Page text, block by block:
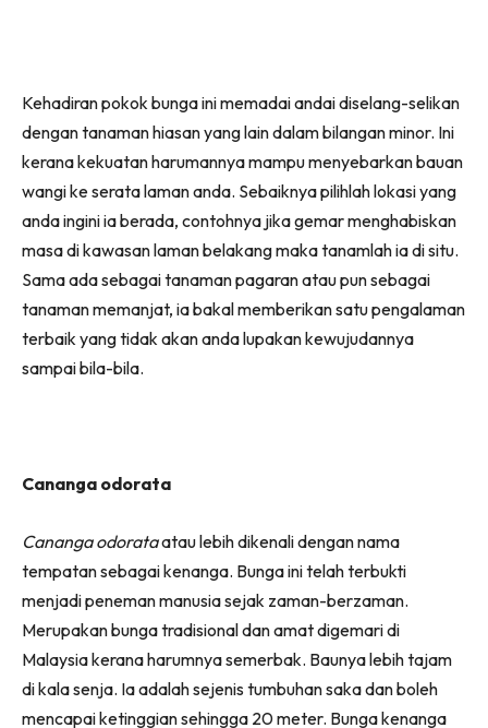
Landed
Video
Beli Di Mana
Buat Sendiri
Ilham Impiana
Ilham Impiana 360
Ilham Impiana Inspirasi Selebriti
Impiana TV
Casa Impiana
Impiana MakeOver
Tip Laman
Hub Ideaktiv
Kehadiran pokok bunga ini memadai andai diselang-selikan
dengan tanaman hiasan yang lain dalam bilangan minor. Ini
kerana kekuatan harumannya mampu menyebarkan bauan
wangi ke serata laman anda. Sebaiknya pilihlah lokasi yang
anda ingini ia berada, contohnya jika gemar menghabiskan
masa di kawasan laman belakang maka tanamlah ia di situ.
Sama ada sebagai tanaman pagaran atau pun sebagai
tanaman memanjat, ia bakal memberikan satu pengalaman
terbaik yang tidak akan anda lupakan kewujudannya
sampai bila-bila.
Cananga odorata
Cananga odorataatau lebih dikenali dengan nama
tempatan sebagai kenanga. Bunga ini telah terbukti
menjadi peneman manusia sejak zaman-berzaman.
Merupakan bunga tradisional dan amat digemari di
Malaysia kerana harumnya semerbak. Baunya lebih tajam
di kala senja. Ia adalah sejenis tumbuhan saka dan boleh
mencapai ketinggian sehingga 20 meter. Bunga kenanga